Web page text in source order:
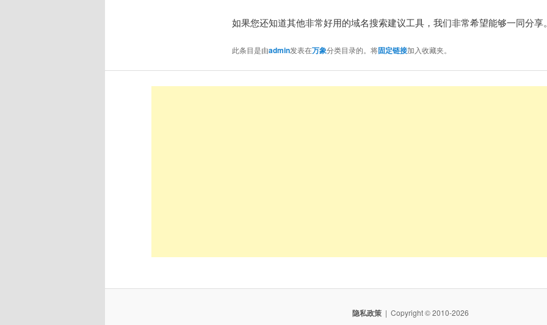
如果您还知道其他非常好用的域名搜索建议工具，我们非常希望能够一同分享。
此条目是由admin发表在万象分类目录的。将固定链接加入收藏夹。
隐私政策 Copyright © 2010-2026